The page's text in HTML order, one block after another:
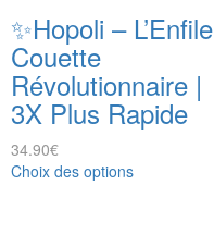
✨Hopoli – L’Enfile
Couette
Révolutionnaire |
3X Plus Rapide
34.90€
Choix des options